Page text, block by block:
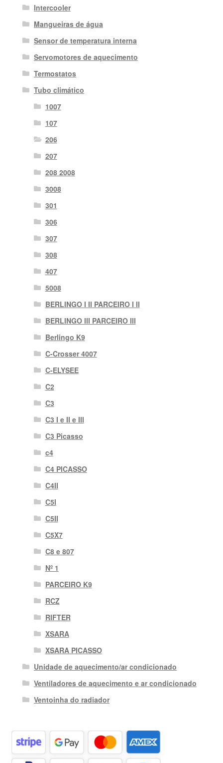
Intercooler
Mangueiras de água
Sensor de temperatura interna
Servomotores de aquecimento
Termostatos
Tubo climático
1007
107
206
207
208 2008
3008
301
306
307
308
407
5008
BERLINGO I II PARCEIRO I II
BERLINGO III PARCEIRO III
Berlingo K9
C-Crosser 4007
C-ELYSEE
C2
C3
C3 I e II e III
C3 Picasso
c4
C4 PICASSO
C4II
C5I
C5II
C5X7
C8 e 807
Nº 1
PARCEIRO K9
RCZ
RIFTER
XSARA
XSARA PICASSO
Unidade de aquecimento/ar condicionado
Ventiladores de aquecimento e ar condicionado
Ventoinha do radiador